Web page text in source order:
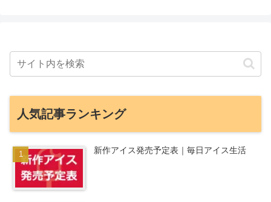
人気記事ランキング
新作アイス発売予定表｜毎日アイス生活